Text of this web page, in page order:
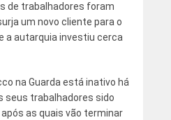
de trabalhadores foram
um novo cliente para o
a autarquia investiu cerca
na Guarda está inativo há
seus trabalhadores sido
as quais vão terminar